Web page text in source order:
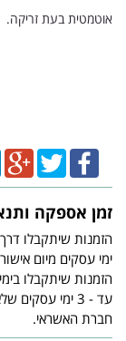
אוטמטית בעת זריקה.
זמן אספקה
ימי עסקים מיום
עד - 3 ימי
חברת האשראי.